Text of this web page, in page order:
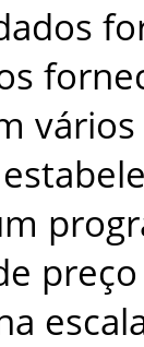
vários
preço